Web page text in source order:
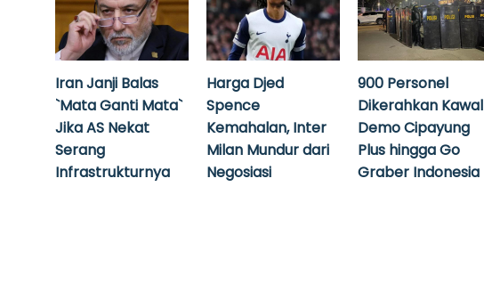
Iran Janji Balas
`Mata Ganti Mata`
Jika AS Nekat
Serang
Infrastrukturnya
Harga Djed
Spence
Kemahalan, Inter
Milan Mundur dari
Negosiasi
900 Personel
Dikerahkan Kawal
Demo Cipayung
Plus hingga Go
Graber Indonesia